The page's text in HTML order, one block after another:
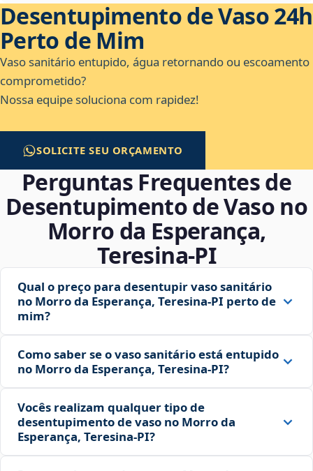
Desentupimento de Vaso 24h
Perto de Mim
Vaso sanitário entupido, água retornando ou escoamento
comprometido?
Nossa equipe soluciona com rapidez!
SOLICITE SEU ORÇAMENTO
Perguntas Frequentes de
Desentupimento de Vaso no
Morro da Esperança,
Teresina‑PI
Qual o preço para desentupir vaso sanitário
no Morro da Esperança, Teresina‑PI perto de
mim?
Como saber se o vaso sanitário está entupido
no Morro da Esperança, Teresina‑PI?
Vocês realizam qualquer tipo de
desentupimento de vaso no Morro da
Esperança, Teresina‑PI?